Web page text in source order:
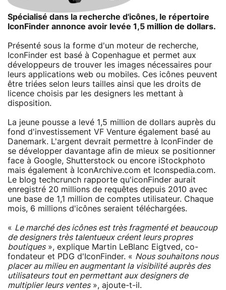
Spécialisé dans la recherche d'icônes, le répertoire
IconFinder annonce avoir levée 1,5 million de dollars.
Présenté sous la forme d'un moteur de recherche,
IconFinder est basé à Copenhague et permet aux
développeurs de trouver les images nécessaires pour
leurs applications web ou mobiles. Ces icônes peuvent
être triées selon leurs tailles ainsi que les droits de
licence choisis par les designers les mettant à
disposition.
La jeune pousse a levé 1,5 million de dollars auprès du
fond d'investissement VF Venture également basé au
Danemark. L'argent devrait permettre à IconFinder de
se développer davantage afin de mieux se positionner
face à Google, Shutterstock ou encore iStockphoto
mais également à IconArchive.com et Iconspedia.com.
Le blog techcrunch rapporte qu'iconFinder aurait
enregistré 20 millions de requêtes depuis 2010 avec
une base de 1,1 million de comptes utilisateur. Chaque
mois, 6 millions d'icônes seraient téléchargées.
« Le marché des icônes est très fragmenté et beaucoup
de designers très talentueux créent leurs propres
boutiques», explique Martin LeBlanc Eigtved, co-
fondateur et PDG d'IconFinder. « Nous souhaitons nous
placer au milieu en augmentant la visibilité auprès des
utilisateurs tout en permettant aux designers de
multiplier leurs ventes», ajoute-t-il.